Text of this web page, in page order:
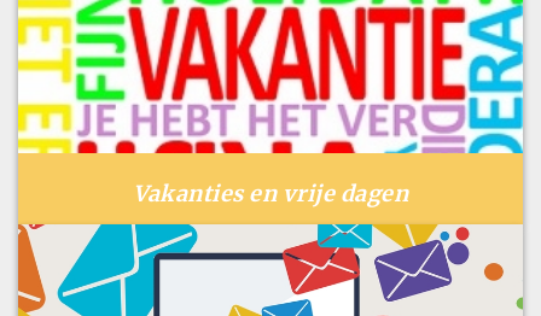
Vakanties en vrije dagen